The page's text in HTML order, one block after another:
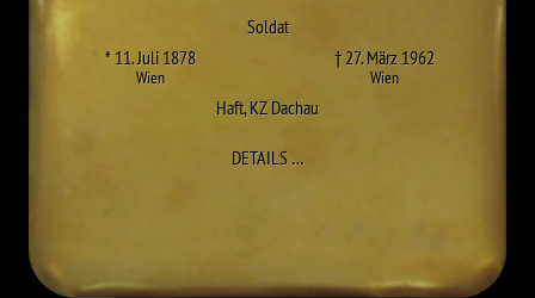
Soldat
* 11. Juli 1878
Wien
† 27. März 1962
Wien
Haft,KZ Dachau
DETAILS…ZU SEBASTIAN BLUMAUER